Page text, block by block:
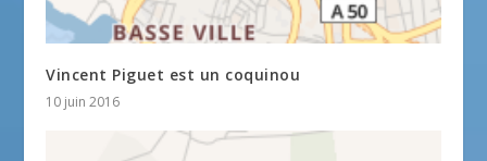
Vincent Piguet est un coquinou
10 juin 2016